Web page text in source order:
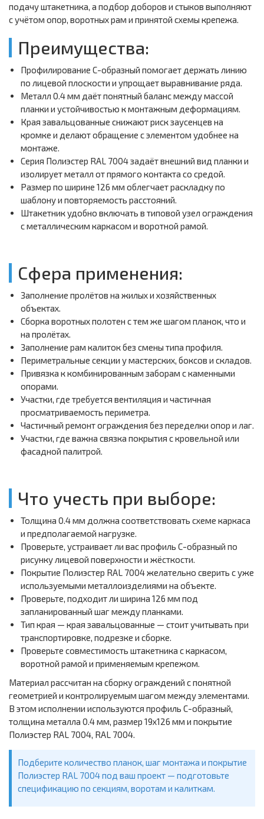
подачу штакетника, а подбор доборов и стыков выполняют
с учётом опор, воротных рам и принятой схемы крепежа.
Преимущества:
Профилирование С-образный помогает держать линию
по лицевой плоскости и упрощает выравнивание ряда.
Металл 0.4 мм даёт понятный баланс между массой
планки и устойчивостью к монтажным деформациям.
Края завальцованные снижают риск заусенцев на
кромке и делают обращение с элементом удобнее на
монтаже.
Серия Полиэстер RAL 7004 задаёт внешний вид планки и
изолирует металл от прямого контакта со средой.
Размер по ширине 126 мм облегчает раскладку по
шаблону и повторяемость расстояний.
Штакетник удобно включать в типовой узел ограждения
с металлическим каркасом и воротной рамой.
Сфера применения:
Заполнение пролётов на жилых и хозяйственных
объектах.
Сборка воротных полотен с тем же шагом планок, что и
на пролётах.
Заполнение рам калиток без смены типа профиля.
Периметральные секции у мастерских, боксов и складов.
Привязка к комбинированным заборам с каменными
опорами.
Участки, где требуется вентиляция и частичная
просматриваемость периметра.
Частичный ремонт ограждения без переделки опор и лаг.
Участки, где важна связка покрытия с кровельной или
фасадной палитрой.
Что учесть при выборе:
Толщина 0.4 мм должна соответствовать схеме каркаса
и предполагаемой нагрузке.
Проверьте, устраивает ли вас профиль С-образный по
рисунку лицевой поверхности и жёсткости.
Покрытие Полиэстер RAL 7004 желательно сверить с уже
используемыми металлоизделиями на объекте.
Проверьте, подходит ли ширина 126 мм под
запланированный шаг между планками.
Тип края — края завальцованные — стоит учитывать при
транспортировке, подрезке и сборке.
Проверьте совместимость штакетника с каркасом,
воротной рамой и применяемым крепежом.
Материал рассчитан на сборку ограждений с понятной
геометрией и контролируемым шагом между элементами.
В этом исполнении используются профиль С-образный,
толщина металла 0.4 мм, размер 19х126 мм и покрытие
Полиэстер RAL 7004, RAL 7004.
Подберите количество планок, шаг монтажа и покрытие
Полиэстер RAL 7004 под ваш проект — подготовьте
спецификацию по секциям, воротам и калиткам.